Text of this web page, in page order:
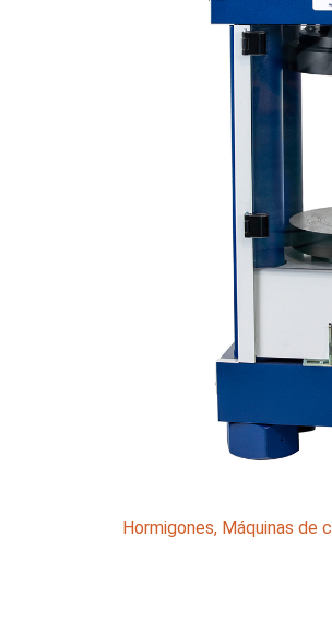
Hormigones, Máquinas de